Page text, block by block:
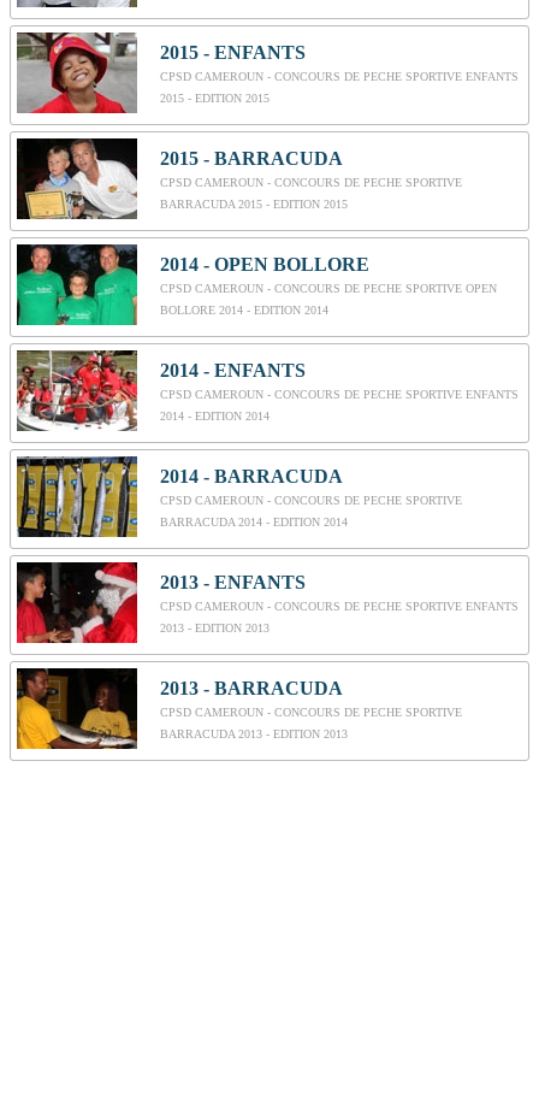
2015 - ENFANTS
CPSD CAMEROUN - CONCOURS DE PECHE SPORTIVE ENFANTS
2015 - EDITION 2015
2015 - BARRACUDA
CPSD CAMEROUN - CONCOURS DE PECHE SPORTIVE
BARRACUDA 2015 - EDITION 2015
2014 - OPEN BOLLORE
CPSD CAMEROUN - CONCOURS DE PECHE SPORTIVE OPEN
BOLLORE 2014 - EDITION 2014
2014 - ENFANTS
CPSD CAMEROUN - CONCOURS DE PECHE SPORTIVE ENFANTS
2014 - EDITION 2014
2014 - BARRACUDA
CPSD CAMEROUN - CONCOURS DE PECHE SPORTIVE
BARRACUDA 2014 - EDITION 2014
2013 - ENFANTS
CPSD CAMEROUN - CONCOURS DE PECHE SPORTIVE ENFANTS
2013 - EDITION 2013
2013 - BARRACUDA
CPSD CAMEROUN - CONCOURS DE PECHE SPORTIVE
BARRACUDA 2013 - EDITION 2013